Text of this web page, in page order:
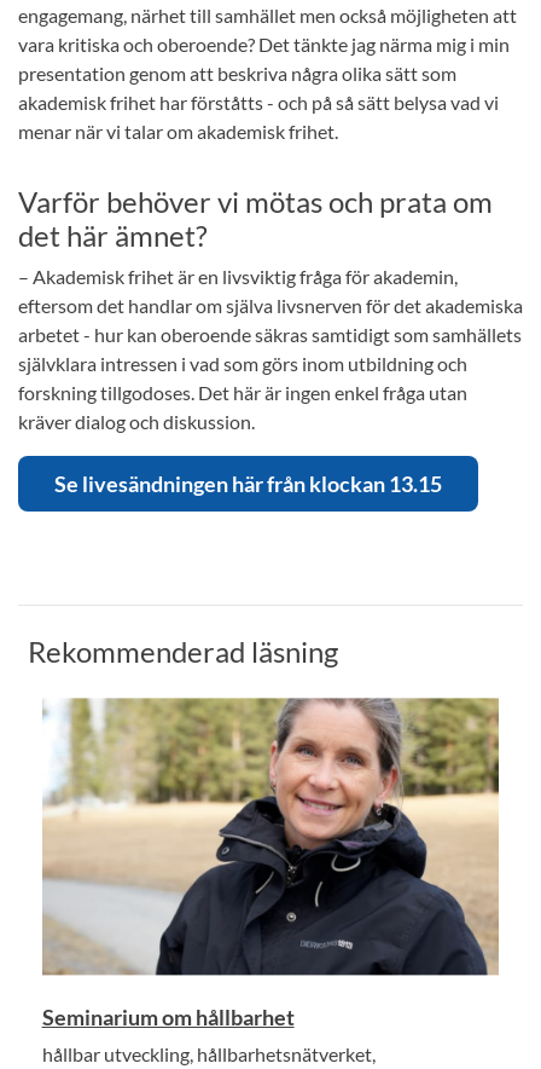
engagemang, närhet till samhället men också möjligheten att
vara kritiska och oberoende? Det tänkte jag närma mig i min
presentation genom att beskriva några olika sätt som
akademisk frihet har förståtts - och på så sätt belysa vad vi
menar när vi talar om akademisk frihet.
Varför behöver vi mötas och prata om
det här ämnet?
– Akademisk frihet är en livsviktig fråga för akademin,
eftersom det handlar om själva livsnerven för det akademiska
arbetet - hur kan oberoende säkras samtidigt som samhällets
självklara intressen i vad som görs inom utbildning och
forskning tillgodoses. Det här är ingen enkel fråga utan
kräver dialog och diskussion.
Se livesändningen här från klockan 13.15
Rekommenderad läsning
Seminarium om hållbarhet
hållbar utveckling, hållbarhetsnätverket,